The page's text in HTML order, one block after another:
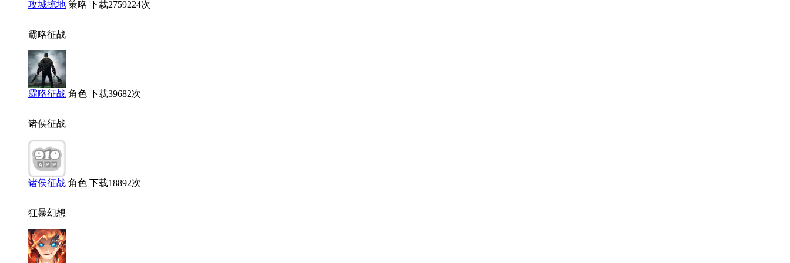
攻城掠地 策略 下载2759224次
霸略征战
霸略征战 角色 下载39682次
诸侯征战
诸侯征战 角色 下载18892次
狂暴幻想